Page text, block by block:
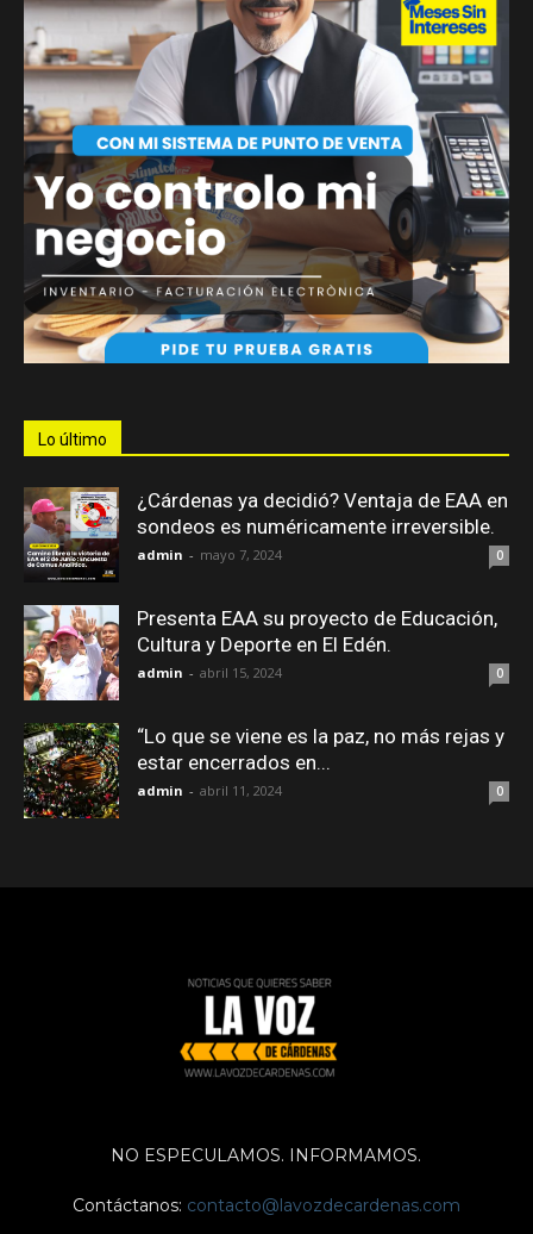
Lo último
¿Cárdenas ya decidió? Ventaja de EAA en
sondeos es numéricamente irreversible.
admin - mayo 7, 2024 0
Presenta EAA su proyecto de Educación,
Cultura y Deporte en El Edén.
admin - abril 15, 2024 0
“Lo que se viene es la paz, no más rejas y
estar encerrados en...
admin - abril 11, 2024 0
NO ESPECULAMOS. INFORMAMOS.
Contáctanos: contacto@lavozdecardenas.com